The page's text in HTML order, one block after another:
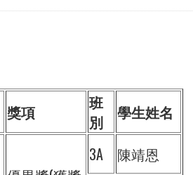
獎項
班
別
學生姓名
3A
陳靖恩